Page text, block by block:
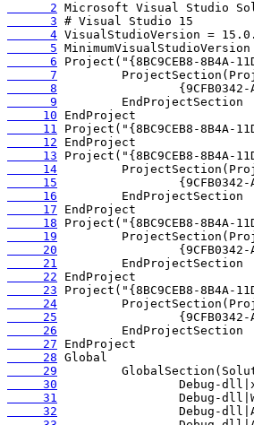
      2
      3
      4
      5
      6
      7
      8
      9
     10
     11
     12
     13
     14
     15
     16
     17
     18
     19
     20
     21
     22
     23
     24
     25
     26
     27
     28
     29
     30
     31
     32